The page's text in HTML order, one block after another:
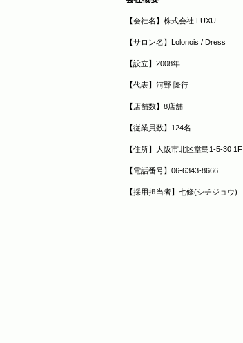
【会社名】株式会社 LUXU
【サロン名】Lolonois / Dress
【設立】2008年
【代表】河野 隆行
【店舗数】8店舗
【従業員数】124名
【住所】大阪市北区堂島1-5-30 1F
【電話番号】06-6343-8666
【採用担当者】七條(シチジョウ)